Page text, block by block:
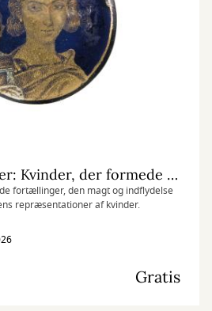
Antikkens ansigter: Kvinder, der formede deres verden
fortællinger, den magt og indflydelse
repræsentationer af kvinder.
Gratis